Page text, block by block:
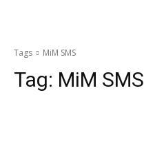
Tags MiM SMS
Tag: MiM SMS